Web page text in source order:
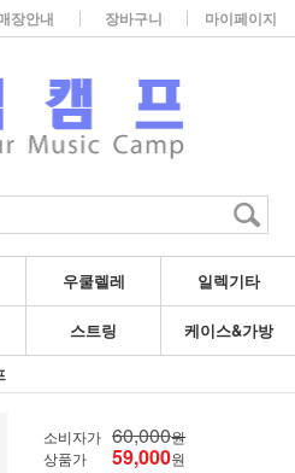
장안내 장바구니 마이페이지
우쿨렐레 일렉기타
스트링 케이스&가방
소비자가 60,000원
상품가
59,000원